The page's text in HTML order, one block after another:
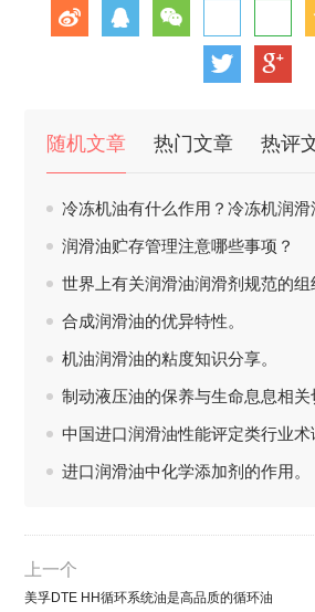
随机文章 热门文章 热评
冷冻机油有什么作用？冷冻机润滑
润滑油贮存管理注意哪些事项？
世界上有关润滑油润滑剂规范的组
合成润滑油的优异特性。
机油润滑油的粘度知识分享。
制动液压油的保养与生命息息相关
中国进口润滑油性能评定类行业术
进口润滑油中化学添加剂的作用。
上一个
美孚DTE HH循环系统油是高品质的循环油